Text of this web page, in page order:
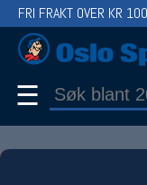
FRI FRAKT OVER KR
☰